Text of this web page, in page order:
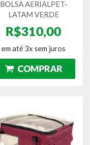
BOLSA AERIALPET-
LATAM VERDE
R$310,00
em até 3x sem juros